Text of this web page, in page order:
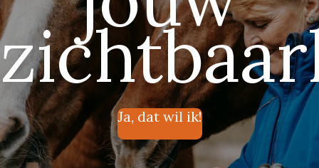
Ja, dat wil ik!